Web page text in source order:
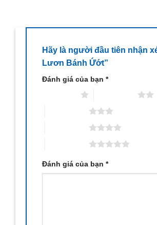
Hãy là người đầu tiên nhận
Lươn Bánh Ứớt”
Đánh giá của bạn *
Đánh giá của bạn *